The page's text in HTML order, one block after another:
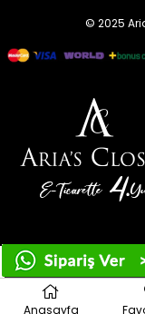
© 2025
Çerez Kullanımı
Anasayfa